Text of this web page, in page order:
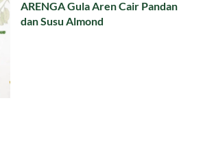
ARENGA Gula Aren Cair Pandan
dan Susu Almond